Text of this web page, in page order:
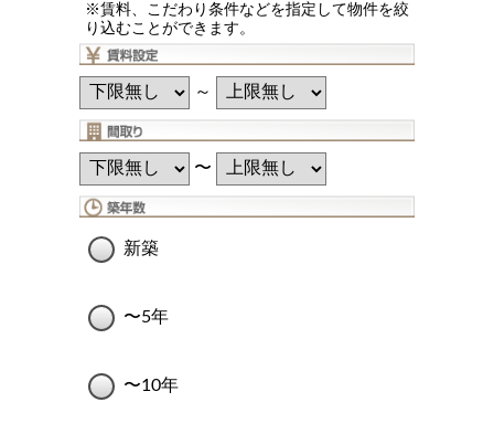
※賃料、こだわり条件などを指定して物件を絞
り込むことができます。
～
〜
新築
〜5年
〜10年